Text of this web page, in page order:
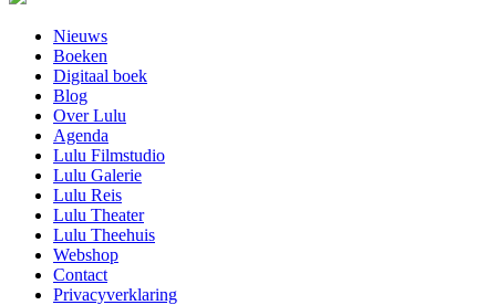
Nieuws
Boeken
Digitaal boek
Blog
Over Lulu
Agenda
Lulu Filmstudio
Lulu Galerie
Lulu Reis
Lulu Theater
Lulu Theehuis
Webshop
Contact
Privacyverklaring